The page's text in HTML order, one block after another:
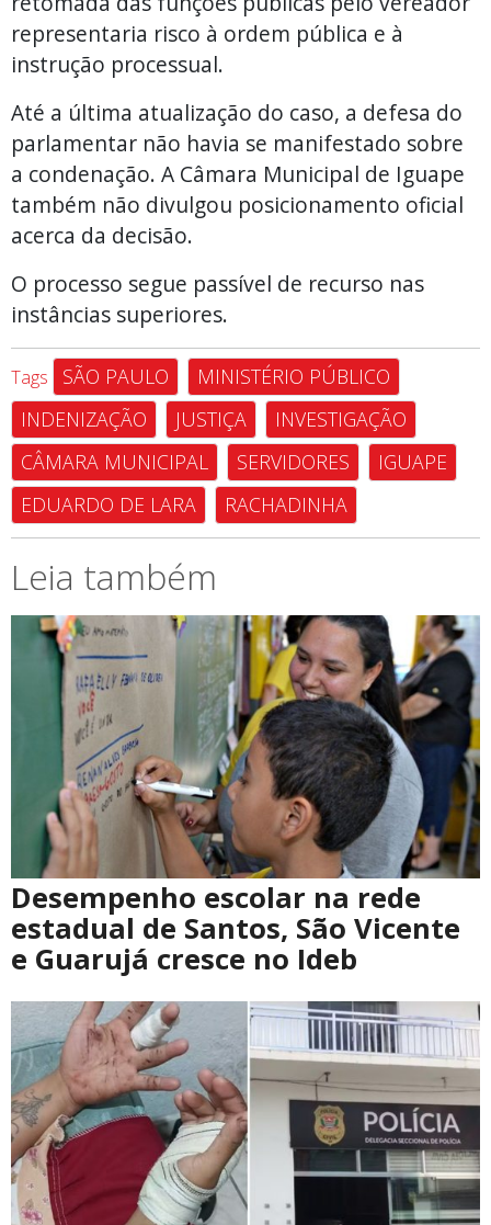
representaria risco à ordem pública e à
instrução processual.
Até a última atualização do caso, a defesa do
parlamentar não havia se manifestado sobre
a condenação. A Câmara Municipal de Iguape
também não divulgou posicionamento oficial
acerca da decisão.
O processo segue passível de recurso nas
instâncias superiores.
Tags SÃO PAULO
MINISTÉRIO PÚBLICO
INDENIZAÇÃO
JUSTIÇA
INVESTIGAÇÃO
CÂMARA MUNICIPAL
SERVIDORES
IGUAPE
EDUARDO DE LARA
RACHADINHA
Leia também
Desempenho escolar na rede
estadual de Santos, São Vicente
e Guarujá cresce no Ideb